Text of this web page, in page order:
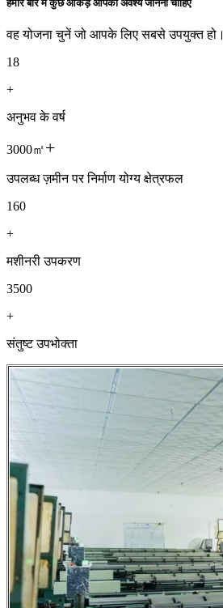
हमारे बारे में कुछ आँकड़े आपको अवश्य जानना चाहिए
वह योजना चुनें जो आपके लिए सबसे उपयुक्त हो।
18
+
अनुभव के वर्ष
3000㎡+
उपलब्ध ज़मीन पर निर्माण योग्य क्षेत्रफल
160
+
मशीनरी उपकरण
3500
+
संतुष्ट उपभोक्ता